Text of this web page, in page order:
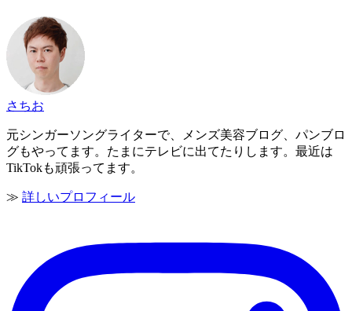
さちお
元シンガーソングライターで、メンズ美容ブログ、パンブロ
グもやってます。たまにテレビに出てたりします。最近は
TikTokも頑張ってます。
≫ 詳しいプロフィール